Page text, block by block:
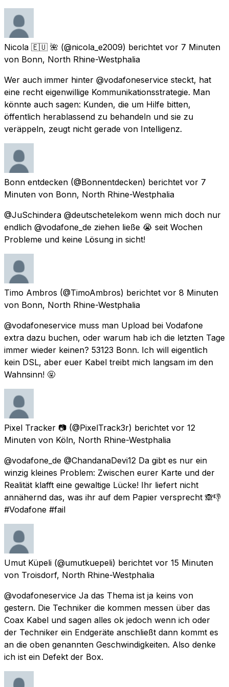
Nicola 🇪🇺 🌺 (@nicola_e2009) berichtet vor 7 Minuten
von Bonn, North Rhine-Westphalia
Wer auch immer hinter @vodafoneservice steckt, hat
eine recht eigenwillige Kommunikationsstrategie. Man
könnte auch sagen: Kunden, die um Hilfe bitten,
öffentlich herablassend zu behandeln und sie zu
veräppeln, zeugt nicht gerade von Intelligenz.
Bonn entdecken (@Bonnentdecken) berichtet vor 7
Minuten von Bonn, North Rhine-Westphalia
@JuSchindera @deutschetelekom wenn mich doch nur
endlich @vodafone_de ziehen ließe 😭 seit Wochen
Probleme und keine Lösung in sicht!
Timo Ambros (@TimoAmbros) berichtet vor 8 Minuten
von Bonn, North Rhine-Westphalia
@vodafoneservice muss man Upload bei Vodafone
extra dazu buchen, oder warum hab ich die letzten Tage
immer wieder keinen? 53123 Bonn. Ich will eigentlich
kein DSL, aber euer Kabel treibt mich langsam im den
Wahnsinn! 🤬
Pixel Tracker 📷 (@PixelTrack3r) berichtet vor 12
Minuten von Köln, North Rhine-Westphalia
@vodafone_de @ChandanaDevi12 Da gibt es nur ein
winzig kleines Problem: Zwischen eurer Karte und der
Realität klafft eine gewaltige Lücke! Ihr liefert nicht
annähernd das, was ihr auf dem Papier versprecht 🙈👎
#Vodafone #fail
Umut Küpeli (@umutkuepeli) berichtet vor 15 Minuten
von Troisdorf, North Rhine-Westphalia
@vodafoneservice Ja das Thema ist ja keins von
gestern. Die Techniker die kommen messen über das
Coax Kabel und sagen alles ok jedoch wenn ich oder
der Techniker ein Endgeräte anschließt dann kommt es
an die oben genannten Geschwindigkeiten. Also denke
ich ist ein Defekt der Box.